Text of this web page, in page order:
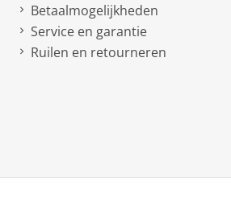
Betaalmogelijkheden
Service en garantie
Ruilen en retourneren